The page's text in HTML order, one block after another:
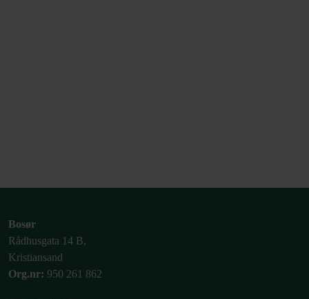
Bosør
Rådhusgata 14 B,
Kristiansand
Org.nr: 950 261 862